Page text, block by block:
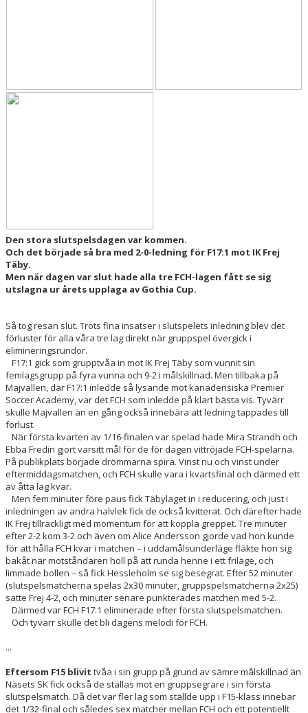
Den stora slutspelsdagen var kommen.
Och det började så bra med 2-0-ledning för F17:1 mot IK Frej
Täby.
Men när dagen var slut hade alla tre FCH-lagen fått se sig
utslagna ur årets upplaga av Gothia Cup.
Så tog resan slut. Trots fina insatser i slutspelets inledning blev det
förluster för alla våra tre lag direkt när gruppspel övergick i
elimineringsrundor.
F17:1 gick som grupptvåa in mot IK Frej Täby som vunnit sin
femlagsgrupp på fyra vunna och 9-2 i målskillnad. Men tillbaka på
Majvallen, där F17:1 inledde så lysande mot kanadensiska Premier
Soccer Academy, var det FCH som inledde på klart bästa vis. Tyvärr
skulle Majvallen än en gång också innebära att ledning tappades till
förlust.
När första kvarten av 1/16-finalen var spelad hade Mira Strandh och
Ebba Fredin gjort varsitt mål för de för dagen vittröjade FCH-spelarna.
På publikplats började drömmarna spira. Vinst nu och vinst under
eftermiddagsmatchen, och FCH skulle vara i kvartsfinal och därmed ett
av åtta lag kvar.
Men fem minuter före paus fick Täbylaget in i reducering, och just i
inledningen av andra halvlek fick de också kvitterat. Och därefter hade
IK Frej tillräckligt med momentum för att koppla greppet. Tre minuter
efter 2-2 kom 3-2 och även om Alice Andersson gjorde vad hon kunde
för att hålla FCH kvar i matchen – i uddamålsunderläge fläkte hon sig
bakåt när motståndaren höll på att runda henne i ett friläge, och
limmade bollen – så fick Hessleholm se sig besegrat. Efter 52 minuter
(slutspelsmatcherna spelas 2x30 minuter, gruppspelsmatcherna 2x25)
satte Frej 4-2, och minuter senare punkterades matchen med 5-2.
Därmed var FCH F17:1 eliminerade efter första slutspelsmatchen.
Och tyvärr skulle det bli dagens melodi för FCH.
...
Eftersom F15 blivit tvåa i sin grupp på grund av sämre målskillnad än
Näsets SK fick också de ställas mot en gruppsegrare i sin första
slutspelsmatch. Då det var fler lag som ställde upp i F15-klass innebar
det 1/32-final och således sex matcher mellan FCH och ett potentiellt